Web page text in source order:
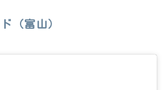
（富山）